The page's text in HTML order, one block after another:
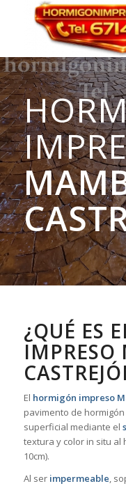
¿QUÉ ES
El hormigón impreso
pavimento de
superficial mediante el
textura y color in situ al
10cm).
Al ser impermeable,